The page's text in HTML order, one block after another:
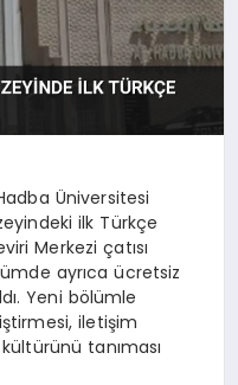
Üniversitesi
ilk Türkçe
Merkezi çatısı
ayrıca ücretsiz
Yeni bölümle
iletişim
tanıması